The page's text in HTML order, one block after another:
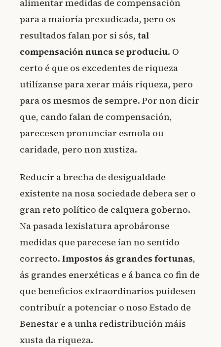
alimentar medidas de compensación
para a maioría prexudicada, pero os
resultados falan por si sós, tal
compensación nunca se produciu. O
certo é que os excedentes de riqueza
utilízanse para xerar máis riqueza, pero
para os mesmos de sempre. Por non dicir
que, cando falan de compensación,
parecesen pronunciar esmola ou
caridade, pero non xustiza.
Reducir a brecha de desigualdade
existente na nosa sociedade debera ser o
gran reto político de calquera goberno.
Na pasada lexislatura aprobáronse
medidas que parecese ían no sentido
correcto. Impostos ás grandes fortunas,
ás grandes enerxéticas e á banca co fin de
que beneficios extraordinarios puidesen
contribuír a potenciar o noso Estado de
Benestar e a unha redistribución máis
xusta da riqueza.